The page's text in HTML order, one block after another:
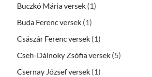
Buczkó Mária versek (1)
Buda Ferenc versek (1)
Császár Ferenc versek (1)
Cseh-Dálnoky Zsófia versek (5)
Csernay József versek (1)